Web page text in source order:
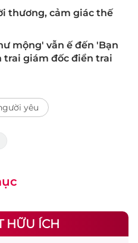
thương, cảm giác thế
mộng' vẫn ế đến 'Bạn
trai giám đốc điển trai
yêu
HỮU ÍCH